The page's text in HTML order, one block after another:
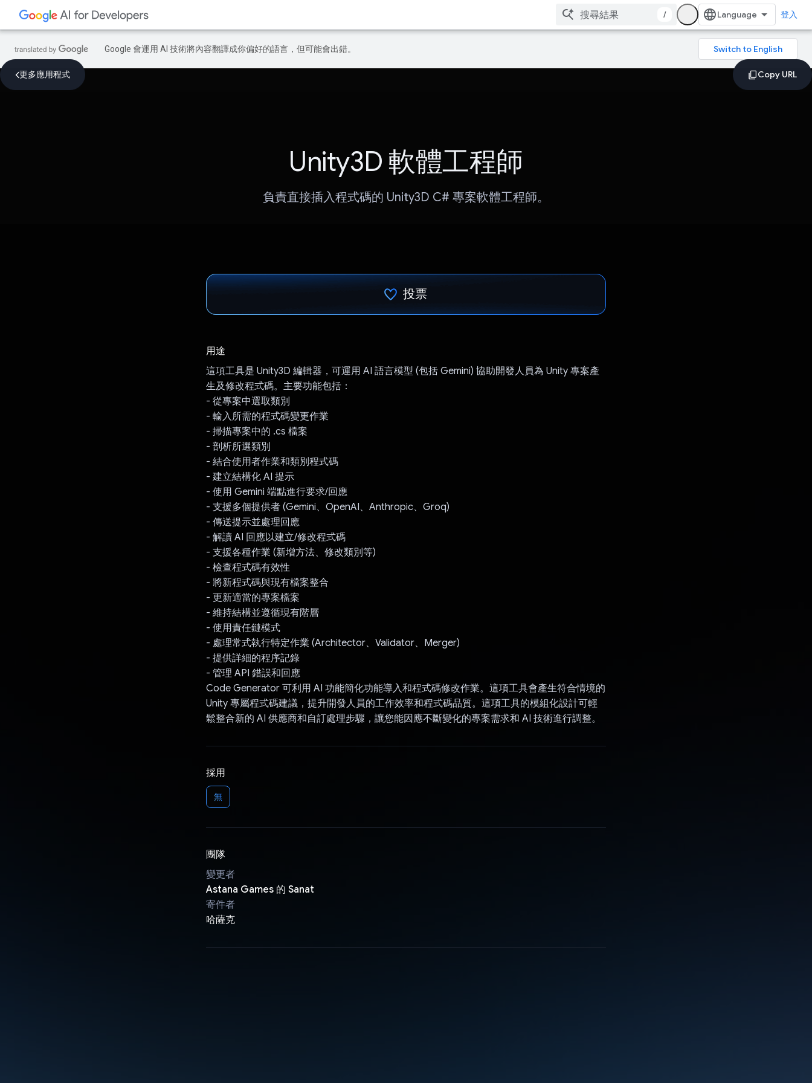
/ 登入
Google 會運用 AI 技術將內容翻譯成你偏好的語言，但可能會出錯。
更多應用程式
Unity3D 軟體工程師
負責直接插入程式碼的 Unity3D C# 專案軟體工程師。
投票
用途
這項工具是 Unity3D 編輯器，可運用 AI 語言模型 (包括 Gemini) 協助開發人員為 Unity 專案產
生及修改程式碼。主要功能包括：
- 從專案中選取類別
- 輸入所需的程式碼變更作業
- 掃描專案中的 .cs 檔案
- 剖析所選類別
- 結合使用者作業和類別程式碼
- 建立結構化 AI 提示
- 使用 Gemini 端點進行要求/回應
- 支援多個提供者 (Gemini、OpenAI、Anthropic、Groq)
- 傳送提示並處理回應
- 解讀 AI 回應以建立/修改程式碼
- 支援各種作業 (新增方法、修改類別等)
- 檢查程式碼有效性
- 將新程式碼與現有檔案整合
- 更新適當的專案檔案
- 維持結構並遵循現有階層
- 使用責任鏈模式
- 處理常式執行特定作業 (Architector、Validator、Merger)
- 提供詳細的程序記錄
- 管理 API 錯誤和回應
Code Generator 可利用 AI 功能簡化功能導入和程式碼修改作業。這項工具會產生符合情境的
Unity 專屬程式碼建議，提升開發人員的工作效率和程式碼品質。這項工具的模組化設計可輕
鬆整合新的 AI 供應商和自訂處理步驟，讓您能因應不斷變化的專案需求和 AI 技術進行調整。
採用
無
團隊
變更者
Astana Games 的 Sanat
寄件者
哈薩克